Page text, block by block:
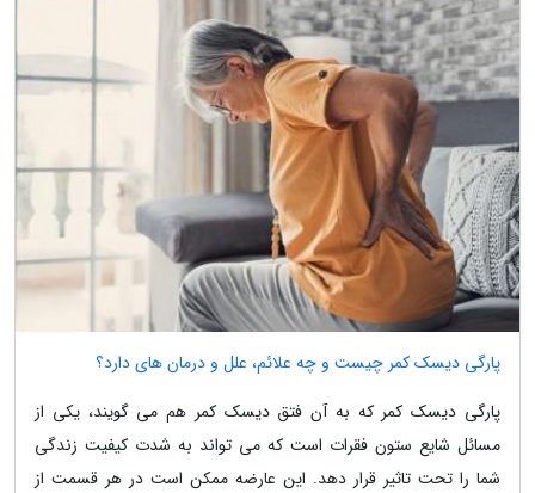
پارگی دیسک کمر چیست و چه علائم، علل و درمان های دارد؟
پارگی دیسک کمر که به آن فتق دیسک کمر هم می گویند، یکی از
مسائل شایع ستون فقرات است که می تواند به شدت کیفیت زندگی
شما را تحت تاثیر قرار دهد. این عارضه ممکن است در هر قسمت از